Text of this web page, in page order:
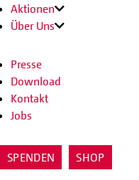
Aktionen
Über Uns
Presse
Download
Kontakt
Jobs
SPENDEN SHOP